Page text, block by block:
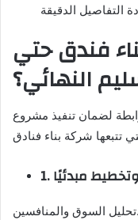
فندق حتي
النهائي؟
لضمان تنفيذ مشروع
تحليل السوق والمنافسين.